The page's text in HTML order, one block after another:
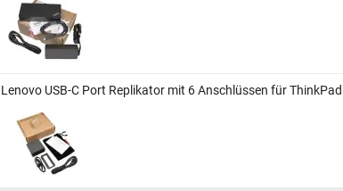
Lenovo USB-C Port Replikator mit 6 Anschlüssen für